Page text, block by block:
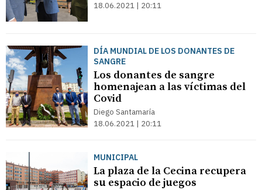
18.06.2021 | 20:11
DÍA MUNDIAL DE LOS DONANTES DE
SANGRE
Los donantes de sangre
homenajean a las víctimas del
Covid
Diego Santamaría
18.06.2021 | 20:11
MUNICIPAL
La plaza de la Cecina recupera
su espacio de juegos